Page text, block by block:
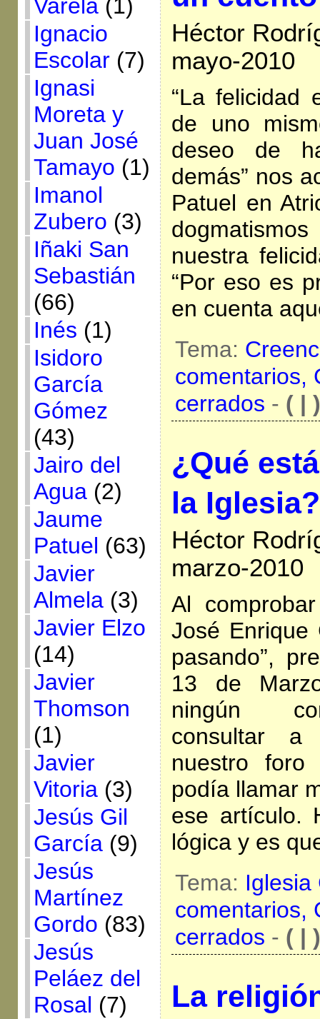
Varela(1)
Ignacio
Escolar(7)
Ignasi
Moreta y
Juan José
Tamayo (1)
Imanol
Zubero (3)
Iñaki San
Sebastián
(66)
Inés (1)
Isidoro
García
Gómez
(43)
Jairo del
Agua(2)
Jaume
Patuel (63)
Javier
Almela(3)
Javier Elzo
(14)
Javier
Thomson
(1)
Javier
Vitoria(3)
Jesús Gil
García(9)
Jesús
Martínez
Gordo (83)
Jesús
Peláez del
Rosal (7)
Héctor
mayo-2010
“La felicidad
de uno
deseo de
demás” nos
Patuel en
nuestra
“Por eso es
en cuenta
Tema:
comentarios,
cerrados - ( | )
¿Qué
la Iglesia?
Héctor
marzo-2010
Al
José Enrique
pasando”,
13 de
ningún
consultar
nuestro
podía llamar
ese artículo.
lógica y es
Tema: Iglesia
comentarios,
cerrados - ( | )
La